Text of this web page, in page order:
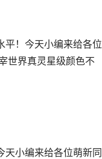
平！今天小编来给各位
世界真灵星级颜色不
天小编来给各位萌新同